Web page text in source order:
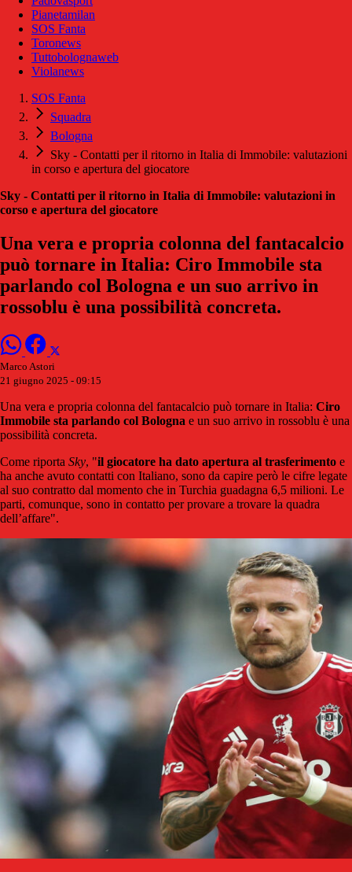
Pianetamilan
SOS Fanta
Toronews
Tuttobolognaweb
Violanews
SOS Fanta
Squadra
Bologna
Sky - Contatti per il ritorno in Italia di Immobile: valutazioni
in corso e apertura del giocatore
Sky - Contatti per il ritorno in Italia di Immobile: valutazioni in
corso e apertura del giocatore
Una vera e propria colonna del fantacalcio
può tornare in Italia: Ciro Immobile sta
parlando col Bologna e un suo arrivo in
rossoblu è una possibilità concreta.
Marco Astori
21 giugno 2025 - 09:15
Una vera e propria colonna del fantacalcio può tornare in Italia: Ciro
Immobile sta parlando col Bologna e un suo arrivo in rossoblu è una
possibilità concreta.
Come riporta Sky, "il giocatore ha dato apertura al trasferimento e
ha anche avuto contatti con Italiano, sono da capire però le cifre legate
al suo contratto dal momento che in Turchia guadagna 6,5 milioni. Le
parti, comunque, sono in contatto per provare a trovare la quadra
dell’affare".